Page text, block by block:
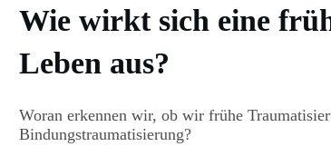
Wie wirkt sich eine
Leben aus?
Woran erkennen wir, ob wir frühe
Bindungstraumatisierung?